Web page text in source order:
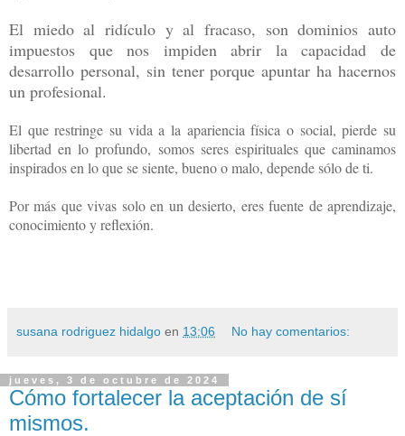
El miedo al ridículo y al fracaso, son dominios auto
impuestos que nos impiden abrir la capacidad de
desarrollo personal, sin tener porque apuntar ha hacernos
un profesional.
El que restringe su vida a la apariencia física o social, pierde su
libertad en lo profundo, somos seres espirituales que caminamos
inspirados en lo que se siente, bueno o malo, depende sólo de ti.
Por más que vivas solo en un desierto, eres fuente de aprendizaje,
conocimiento y reflexión.
susana rodriguez hidalgo en 13:06 No hay comentarios:
jueves, 3 de octubre de 2024
Cómo fortalecer la aceptación de sí
mismos.